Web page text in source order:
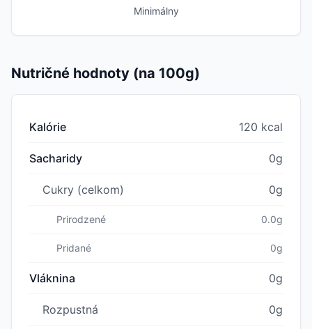
Minimálny
Nutričné hodnoty (na 100g)
Kalórie 120 kcal
Sacharidy 0g
Cukry (celkom) 0g
Prirodzené 0.0g
Pridané 0g
Vláknina 0g
Rozpustná 0g